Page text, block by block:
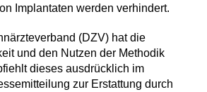
Implantaten werden verhindert.
(DZV) hat die
und den Nutzen der Methodik
dieses ausdrücklich im
zur Erstattung durch